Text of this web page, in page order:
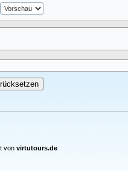
von virtutours.de